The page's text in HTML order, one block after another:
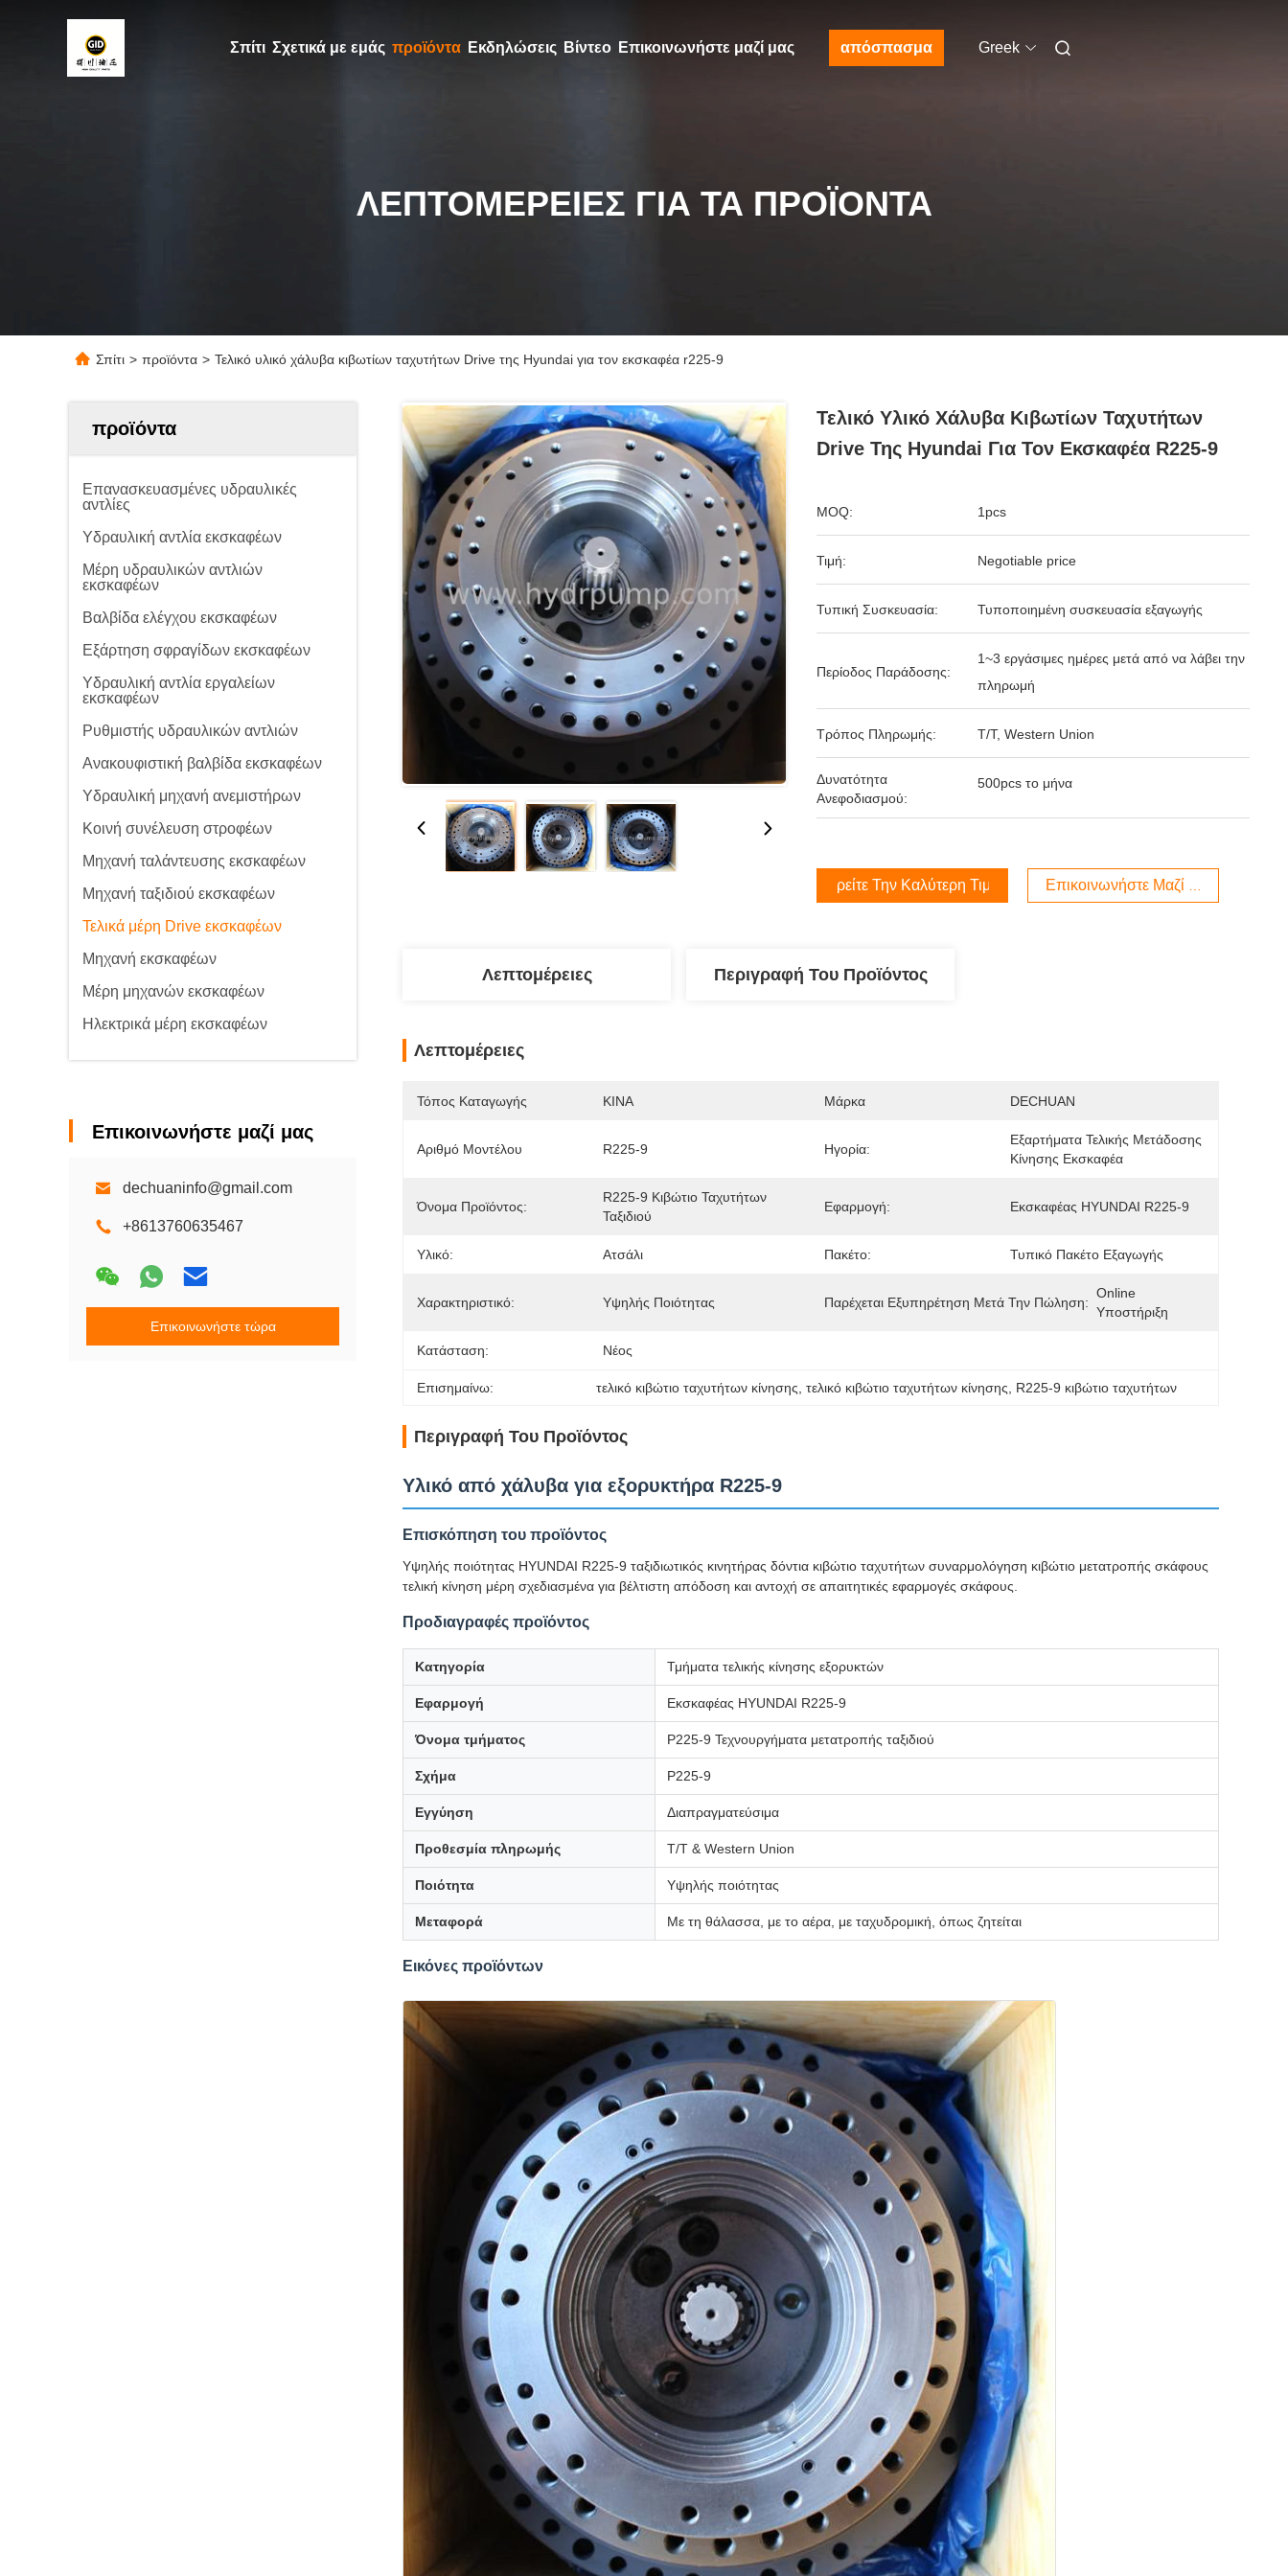
Σπίτι Σχετικά με εμάς προϊόντα Εκδηλώσεις Βίντεο Επικοινωνήστε μαζί μας απόσπασμα Greek
ΛΕΠΤΟΜΈΡΕΙΕΣ ΓΙΑ ΤΑ ΠΡΟΪΌΝΤΑ
Σπίτι > προϊόντα > Τελικό υλικό χάλυβα κιβωτίων ταχυτήτων Drive της Hyundai για τον εκσκαφέα r225-9
προϊόντα
Επανασκευασμένες υδραυλικές
αντλίες
Υδραυλική αντλία εκσκαφέων
Μέρη υδραυλικών αντλιών
εκσκαφέων
Βαλβίδα ελέγχου εκσκαφέων
Εξάρτηση σφραγίδων εκσκαφέων
Υδραυλική αντλία εργαλείων
εκσκαφέων
Ρυθμιστής υδραυλικών αντλιών
Ανακουφιστική βαλβίδα εκσκαφέων
Υδραυλική μηχανή ανεμιστήρων
Κοινή συνέλευση στροφέων
Μηχανή ταλάντευσης εκσκαφέων
Μηχανή ταξιδιού εκσκαφέων
Τελικά μέρη Drive εκσκαφέων
Μηχανή εκσκαφέων
Μέρη μηχανών εκσκαφέων
Ηλεκτρικά μέρη εκσκαφέων
Επικοινωνήστε μαζί μας
dechuaninfo@gmail.com
+8613760635467
Επικοινωνήστε τώρα
Τελικό Υλικό Χάλυβα Κιβωτίων Ταχυτήτων
Drive Της Hyundai Για Τον Εκσκαφέα R225-9
MOQ: 1pcs
Τιμή: Negotiable price
Τυπική Συσκευασία: Τυποποιημένη συσκευασία εξαγωγής
Περίοδος Παράδοσης:
1~3 εργάσιμες ημέρες μετά από να λάβει την
πληρωμή
Τρόπος Πληρωμής: T/T, Western Union
Δυνατότητα
Ανεφοδιασμού:
500pcs το μήνα
Βρείτε Την Καλύτερη Τιμή Επικοινωνήστε Μαζί Μας
Λεπτομέρειες Περιγραφή Του Προϊόντος
Λεπτομέρειες
Τόπος Καταγωγής ΚΙΝΑ Μάρκα DECHUAN
Αριθμό Μοντέλου R225-9 Ηγορία:
Εξαρτήματα Τελικής Μετάδοσης
Κίνησης Εκσκαφέα
Όνομα Προϊόντος:
R225-9 Κιβώτιο Ταχυτήτων
Ταξιδιού
Εφαρμογή: Εκσκαφέας HYUNDAI R225-9
Υλικό: Ατσάλι Πακέτο: Τυπικό Πακέτο Εξαγωγής
Χαρακτηριστικό: Υψηλής Ποιότητας Παρέχεται Εξυπηρέτηση Μετά Την Πώληση:
Online
Υποστήριξη
Κατάσταση: Νέος
Επισημαίνω: τελικό κιβώτιο ταχυτήτων κίνησης , τελικό κιβώτιο ταχυτήτων κίνησης R225-9 κιβώτιο ταχυτήτων
Περιγραφή Του Προϊόντος
Υλικό από χάλυβα για εξορυκτήρα R225-9
Επισκόπηση του προϊόντος
Υψηλής ποιότητας HYUNDAI R225-9 ταξιδιωτικός κινητήρας δόντια κιβώτιο ταχυτήτων συναρμολόγηση κιβώτιο μετατροπής σκάφους
τελική κίνηση μέρη σχεδιασμένα για βέλτιστη απόδοση και αντοχή σε απαιτητικές εφαρμογές σκάφους.
Προδιαγραφές προϊόντος
Κατηγορία Τμήματα τελικής κίνησης εξορυκτών
Εφαρμογή Εκσκαφέας HYUNDAI R225-9
Όνομα τμήματος Ρ225-9 Τεχνουργήματα μετατροπής ταξιδιού
Σχήμα Ρ225-9
Εγγύηση Διαπραγματεύσιμα
Προθεσμία πληρωμής T/T & Western Union
Ποιότητα Υψηλής ποιότητας
Μεταφορά Με τη θάλασσα, με το αέρα, με ταχυδρομική, όπως ζητείται
Εικόνες προϊόντων